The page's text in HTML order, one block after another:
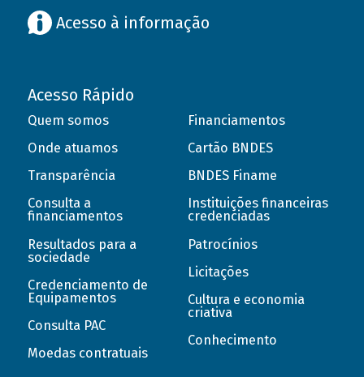
Acesso à informação
Acesso Rápido
Quem somos
Onde atuamos
Transparência
Consulta a
financiamentos
Resultados para a
sociedade
Credenciamento de
Equipamentos
Consulta PAC
Moedas contratuais
Financiamentos
Cartão BNDES
BNDES Finame
Instituições financeiras
credenciadas
Patrocínios
Licitações
Cultura e economia
criativa
Conhecimento